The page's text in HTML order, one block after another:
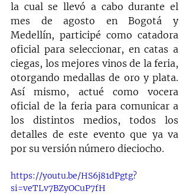
la cual se llevó a cabo durante el
mes de agosto en Bogotá y
Medellín, participé como catadora
oficial para seleccionar, en catas a
ciegas, los mejores vinos de la feria,
otorgando medallas de oro y plata.
Así mismo, actué como vocera
oficial de la feria para comunicar a
los distintos medios, todos los
detalles de este evento que ya va
por su versión número dieciocho.
https://youtu.be/HS6j81dPgtg?
si=veTLv7BZyOCuP7fH